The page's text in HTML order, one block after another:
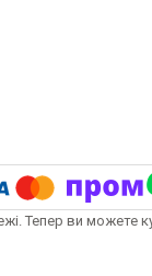
Тепер ви можете